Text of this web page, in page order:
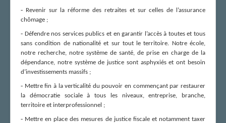
- Revenir sur la réforme des retraites et sur celles de l’assurance
chômage ;
- Défendre nos services publics et en garantir l’accès à toutes et tous
sans condition de nationalité et sur tout le territoire. Notre école,
notre recherche, notre système de santé, de prise en charge de la
dépendance, notre système de justice sont asphyxiés et ont besoin
d’investissements massifs ;
- Mettre fin à la verticalité du pouvoir en commençant par restaurer
la démocratie sociale à tous les niveaux, entreprise, branche,
territoire et interprofessionnel ;
- Mettre en place des mesures de justice fiscale et notamment taxer